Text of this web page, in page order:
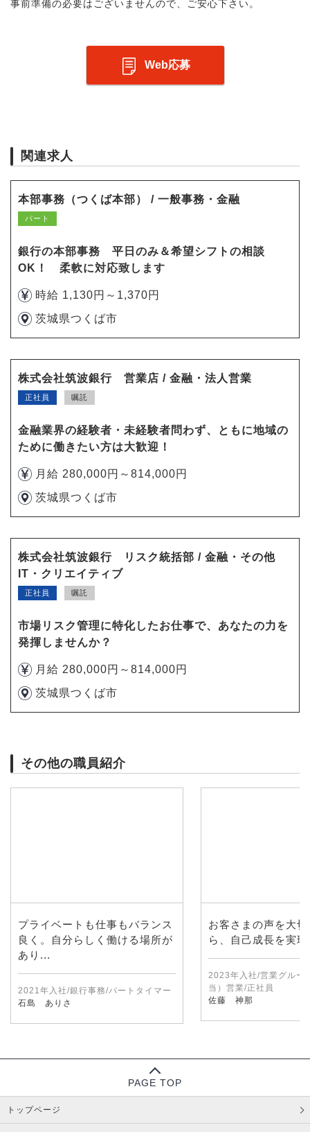
事前準備の必要はございませんので、ご安心下さい。
Web応募
関連求人
本部事務（つくば本部） / 一般事務・金融
パート
銀行の本部事務 平日のみ＆希望シフトの相談
OK！ 柔軟に対応致します
時給 1,130円～1,370円
茨城県つくば市
株式会社筑波銀行 営業店 / 金融・法人営業
正社員 嘱託
金融業界の経験者・未経験者問わず、ともに地域の
ために働きたい方は大歓迎！
月給 280,000円～814,000円
茨城県つくば市
株式会社筑波銀行 リスク統括部 / 金融・その他
IT・クリエイティブ
正社員 嘱託
市場リスク管理に特化したお仕事で、あなたの力を
発揮しませんか？
月給 280,000円～814,000円
茨城県つくば市
その他の職員紹介
プライベートも仕事もバランス
良く。自分らしく働ける場所が
あり...
2021年入社/銀行事務/パートタイマー
石島 ありさ
お客さまの声を大
ら、自己成長を実
2023年入社/営業グルー
当）営業/正社員
佐藤 神那
PAGE TOP
トップページ